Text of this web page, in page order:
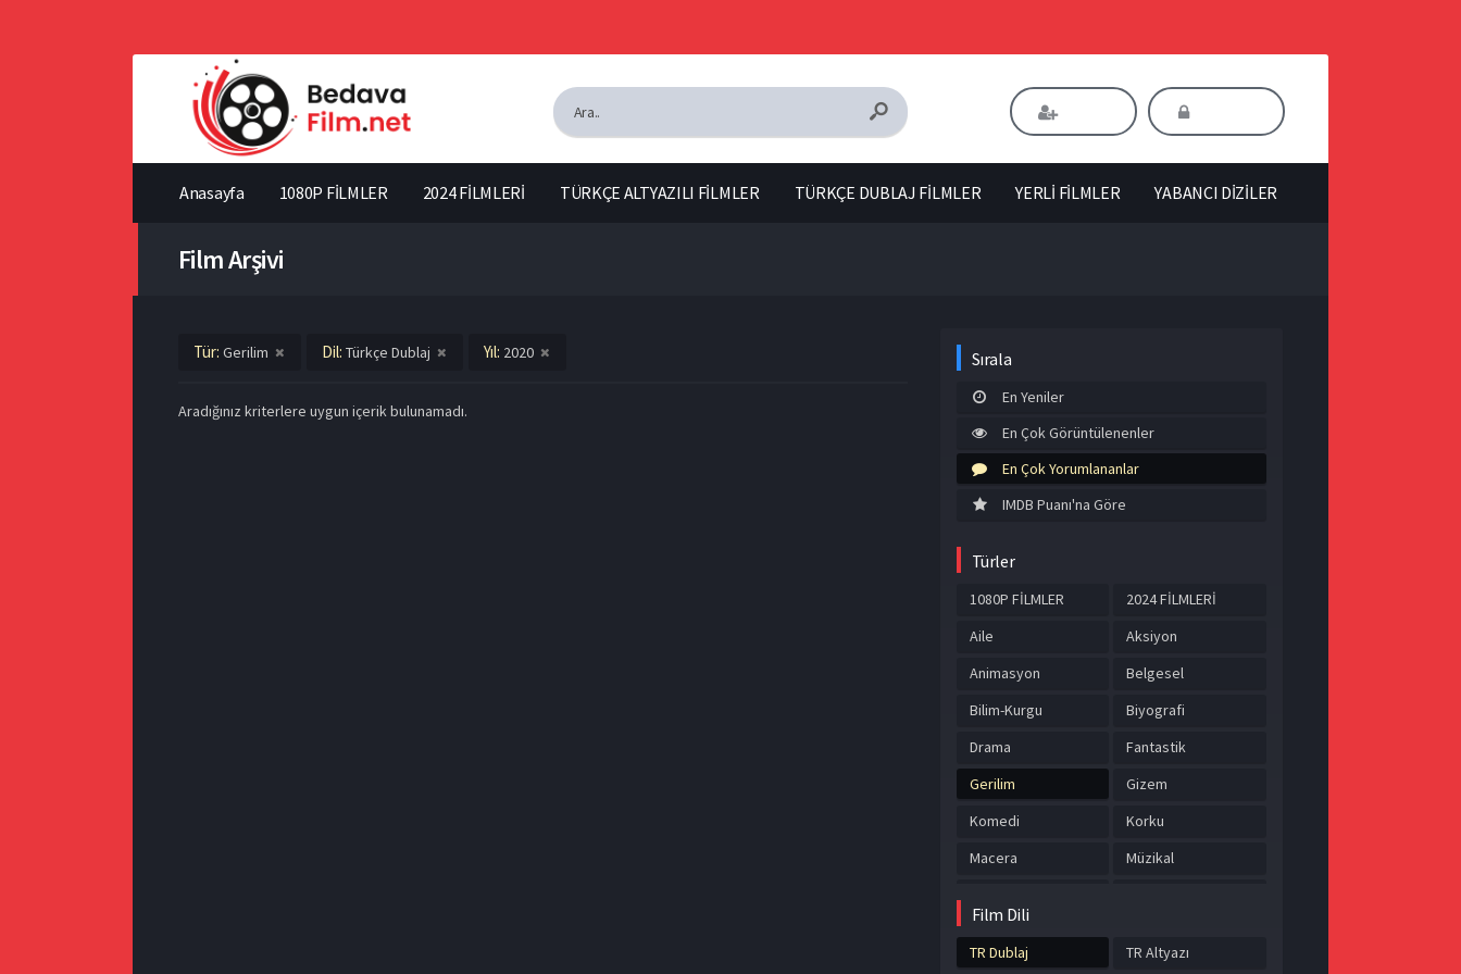
Anasayfa 1080P FİLMLER 2024 FİLMLERİ TÜRKÇE ALTYAZILI FİLMLER TÜRKÇE DUBLAJ FİLMLER YERLİ FİLMLER YABANCI DİZİLER
Film Arşivi
Tür: Gerilim Dil: Türkçe Dublaj Yıl: 2020
Aradığınız kriterlere uygun içerik bulunamadı.
Sırala
En Yeniler
En Çok Görüntülenenler
En Çok Yorumlananlar
IMDB Puanı'na Göre
Türler
1080P FİLMLER
2024 FİLMLERİ
Aile
Aksiyon
Animasyon
Belgesel
Bilim-Kurgu
Biyografi
Drama
Fantastik
Gerilim
Gizem
Komedi
Korku
Macera
Müzikal
Tarih
Film Dili
TR Dublaj TR Altyazı